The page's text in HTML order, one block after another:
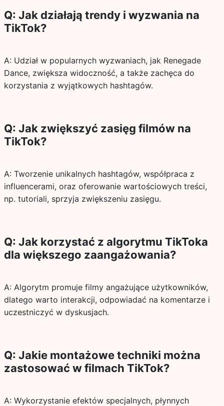
Q: Jak działają trendy i wyzwania na
TikTok?
A: Udział w popularnych wyzwaniach, jak Renegade
Dance, zwiększa widoczność, a także zachęca do
korzystania z wyjątkowych hashtagów.
Q: Jak zwiększyć zasięg filmów na
TikTok?
A: Tworzenie unikalnych hashtagów, współpraca z
influencerami, oraz oferowanie wartościowych treści,
np. tutoriali, sprzyja zwiększeniu zasięgu.
Q: Jak korzystać z algorytmu TikToka
dla większego zaangażowania?
A: Algorytm promuje filmy angażujące użytkowników,
dlatego warto interakcji, odpowiadać na komentarze i
uczestniczyć w dyskusjach.
Q: Jakie montażowe techniki można
zastosować w filmach TikTok?
A: Wykorzystanie efektów specjalnych, płynnych